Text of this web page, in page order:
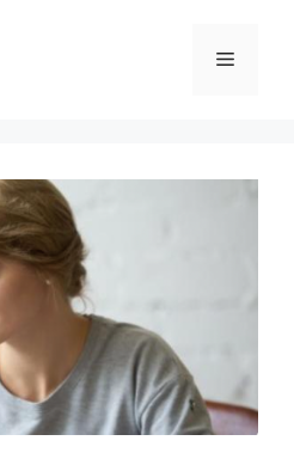
Menu